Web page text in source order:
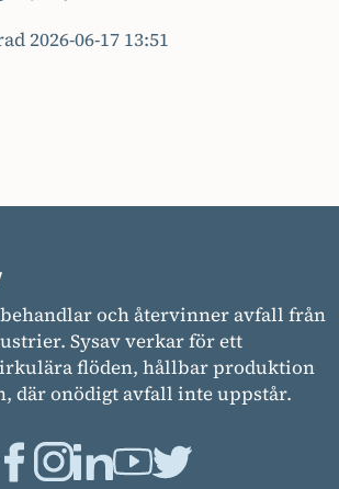
2026-06-17 13:51
och återvinner avfall från
Sysav verkar för ett
flöden, hållbar produktion
där onödigt avfall inte uppstår.